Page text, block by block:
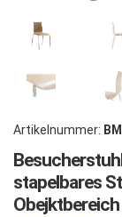
Artikelnummer:
stapelbares